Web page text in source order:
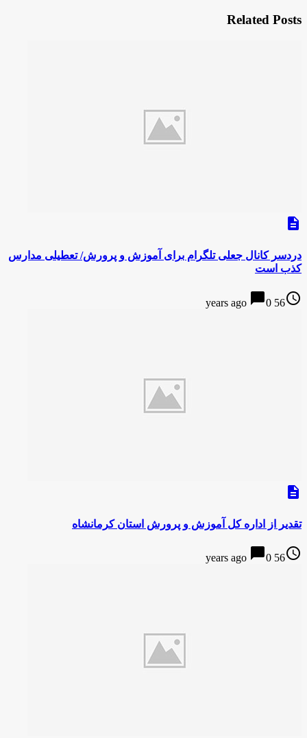
Related Posts
description
دردسر کانال جعلی تلگرام برای آموزش و پرورش/ تعطیلی مدارس
کذب است
access_time
56 years ago
chat_bubble0
description
تقدیر از اداره کل آموزش و پرورش استان کرمانشاه
access_time
56 years ago
chat_bubble0